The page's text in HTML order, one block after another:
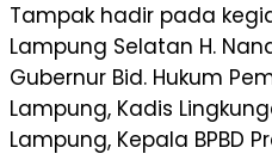
Tampak hadir pada
Lampung Selatan H.
Gubernur Bid. Hukum
Lampung, Kadis
Lampung, Kepala BPBD